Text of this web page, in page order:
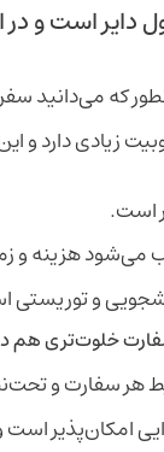
دایر است
که می‌دانید
زیادی دارد
است.
هزینه و
و
خلوت‌تری هم
هر سفارت و
امکان‌پذیر